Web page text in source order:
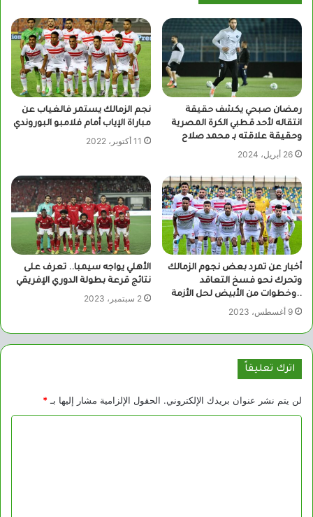
رمضان صبحي يكشف حقيقة
انتقاله لأحد قطبي الكرة المصرية
وحقيقة علاقته بـ محمد صلاح
26 أبريل، 2024
نجم الزمالك يستمر فالغياب عن
مباراة الإياب أمام فلامبو البوروندي
11 أكتوبر، 2022
أخبار عن تمرد بعض نجوم الزمالك
وتحرك نحو فسخ التعاقد
..وخطوات من الأبيض لحل الأزمة
9 أغسطس، 2023
الأهلي يواجه سيمبا.. تعرف على
نتائج قرعة بطولة الدوري الإفريقي
2 سبتمبر، 2023
اترك تعليقاً
لن يتم نشر عنوان بريدك الإلكتروني. الحقول الإلزامية مشار إليها بـ *